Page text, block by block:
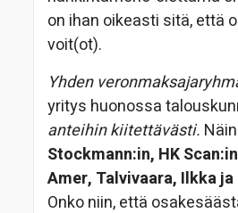
on ihan oikeasti sitä, että
voit(ot).
Yhden
yritys huonossa
anteihin kiitettävästi.
Stockmann:in, HK
Amer, Talvivaara, Ilkka
Onko niin, että